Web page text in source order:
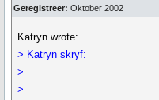
Geregistreer: Oktober 2002
Katryn wrote:
> Katryn skryf:
>
>